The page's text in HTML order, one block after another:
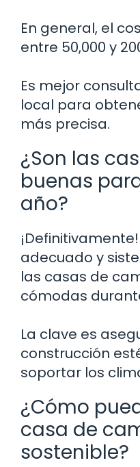
En general, el
entre 50,000 y
Es mejor
local para
más precisa.
¿Son las
buenas
año?
adecuado y
las casas de
cómodas
La clave es
construcción
soportar los
¿Cómo
casa de
sostenible?